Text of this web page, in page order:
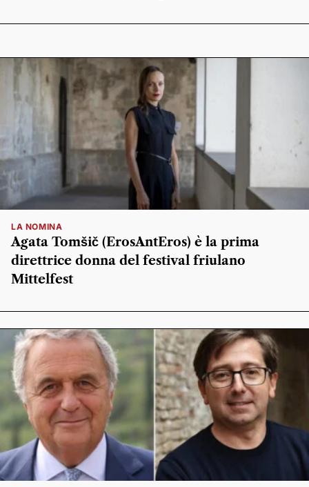
LA NOMINA
Agata Tomšič (ErosAntEros) è la prima
direttrice donna del festival friulano
Mittelfest